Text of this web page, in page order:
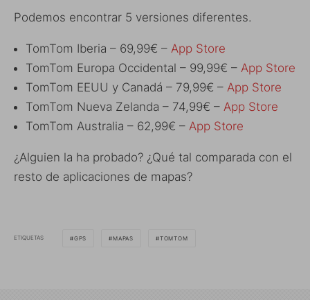
Podemos encontrar 5 versiones diferentes.
TomTom Iberia – 69,99€ – App Store
TomTom Europa Occidental – 99,99€ – App Store
TomTom EEUU y Canadá – 79,99€ – App Store
TomTom Nueva Zelanda – 74,99€ – App Store
TomTom Australia – 62,99€ – App Store
¿Alguien la ha probado? ¿Qué tal comparada con el
resto de aplicaciones de mapas?
ETIQUETAS GPS MAPAS TOMTOM